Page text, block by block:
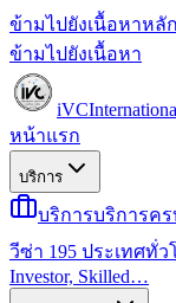
ข้ามไปยังเนื้อหาหลัก
ข้ามไปยังเนื้อหา
iVC
หน้าแรก
บริการ
บริการบริการค
วีซ่า 195 ประเทศทั่ว
Investor, Skilled…